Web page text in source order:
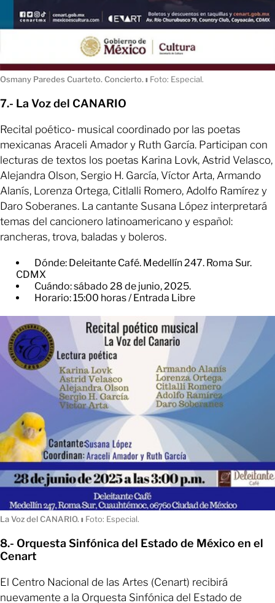
Osmany Paredes Cuarteto. Concierto.ı Foto: Especial.
7.- La Voz del CANARIO
Recital poético- musical coordinado por las poetas
mexicanas Araceli Amador y Ruth García. Participan con
lecturas de textos los poetas Karina Lovk, Astrid Velasco,
Alejandra Olson, Sergio H. García, Víctor Arta, Armando
Alanís, Lorenza Ortega, Citlalli Romero, Adolfo Ramírez y
Daro Soberanes. La cantante Susana López interpretará
temas del cancionero latinoamericano y español:
rancheras, trova, baladas y boleros.
Dónde: Deleitante Café. Medellín 247. Roma Sur.
CDMX
Cuándo: sábado 28 de junio, 2025.
Horario: 15:00 horas / Entrada Libre
La Voz del CANARIO. ı Foto: Especial.
8.- Orquesta Sinfónica del Estado de México en el
Cenart
El Centro Nacional de las Artes (Cenart) recibirá
nuevamente a la Orquesta Sinfónica del Estado de